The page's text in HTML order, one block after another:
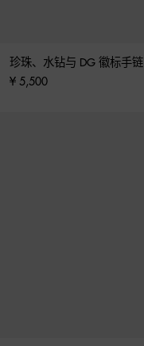
珍珠、水钻与 DG 徽标手链
¥ 5,500